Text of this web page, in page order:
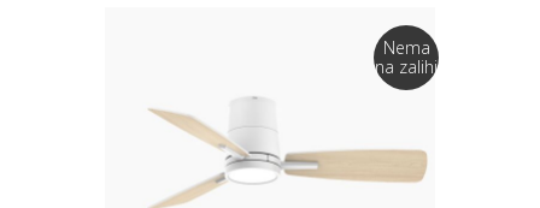
Nema
na zalihi